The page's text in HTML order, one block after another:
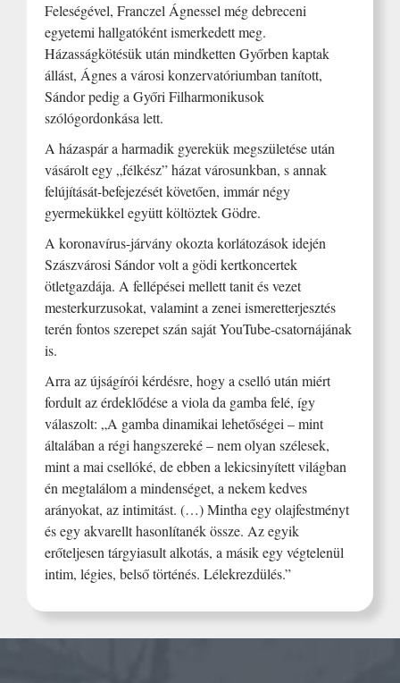
Feleségével, Franczel Ágnessel még debreceni
egyetemi hallgatóként ismerkedett meg.
Házasságkötésük után mindketten Győrben kaptak
állást, Ágnes a városi konzervatóriumban tanított,
Sándor pedig a Győri Filharmonikusok
szólógordonkása lett.
A házaspár a harmadik gyerekük megszületése után
vásárolt egy „félkész” házat városunkban, s annak
felújítását-befejezését követően, immár négy
gyermekükkel együtt költöztek Gödre.
A koronavírus-járvány okozta korlátozások idején
Szászvárosi Sándor volt a gödi kertkoncertek
ötletgazdája. A fellépései mellett tanit és vezet
mesterkurzusokat, valamint a zenei ismeretterjesztés
terén fontos szerepet szán saját YouTube-csatornájának
is.
Arra az újságírói kérdésre, hogy a cselló után miért
fordult az érdeklődése a viola da gamba felé, így
válaszolt: „A gamba dinamikai lehetőségei – mint
általában a régi hangszereké – nem olyan szélesek,
mint a mai csellóké, de ebben a lekicsinyített világban
én megtalálom a mindenséget, a nekem kedves
arányokat, az intimitást. (…) Mintha egy olajfestményt
és egy akvarellt hasonlítanék össze. Az egyik
erőteljesen tárgyiasult alkotás, a másik egy végtelenül
intim, légies, belső történés. Lélekrezdülés.”